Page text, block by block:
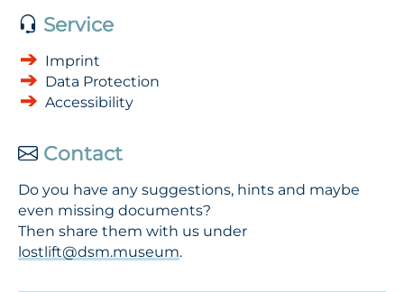
Service
Imprint
Data Protection
Accessibility
Contact
Do you have any suggestions, hints and maybe
even missing documents?
Then share them with us under
lostlift@dsm.museum.